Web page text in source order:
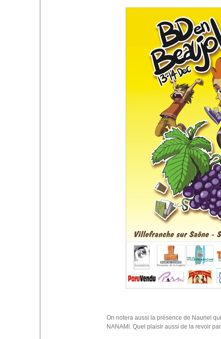
On notera aussi la présence de Nauriel
NANAMI. Quel plaisir aussi de la revoir